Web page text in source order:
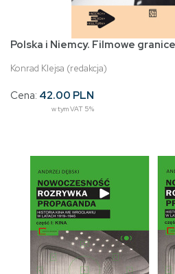
Polska i Niemcy. Filmowe
Konrad Klejsa (redakcja)
Cena: 42.00 PLN
w tym VAT 5%